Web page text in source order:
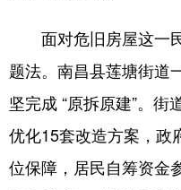
面对危旧房屋这一
题法。南昌县莲塘街道
坚完成 “原拆原建”。街
优化15套改造方案，政
位保障，居民自筹资金